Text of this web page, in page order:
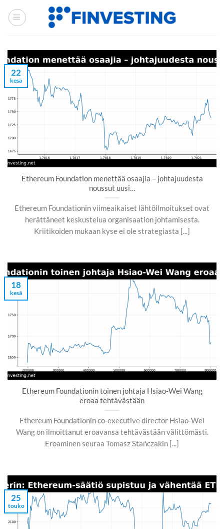
Siirry
sisältöön
Ethereum Foundation menettää osaajia – johtajuudesta
noussut uusi…
Ethereum Foundationin viimeaikaiset lähtöilmoitukset ovat
herättäneet keskustelua organisaation johtamisesta.
Kriitikoiden mukaan kyse ei ole strategiasta [...]
22
kesä
Ethereum Foundationin toinen johtaja Hsiao-Wei Wang
eroaa tehtävästään
Ethereum Foundationin co-executive director Hsiao-Wei
Wang on ilmoittanut eroavansa tehtävästään välittömästi.
Eroaminen seuraa Tomasz Stańczakin [...]
18
kesä
25
touko